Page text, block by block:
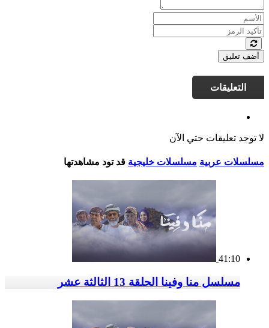
أضف تعليق
التعليقات
لا توجد تعليقات حتي الآن
مسلسلات عربية مسلسلات خليجية قد تود مشاهدتها
41:10
مسلسل منا وفينا الحلقة 13 الثالثة عشر